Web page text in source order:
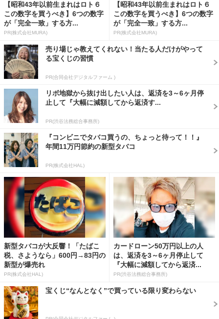
【昭和43年以前生まれはロト６
この数字を買うべき】6つの数字
が「完全一致」する方...
PR(株式会社MURA)
【昭和43年以前生まれはロト６
この数字を買うべき】6つの数字
が「完全一致」する方...
PR(株式会社MURA)
売り場じゃ教えてくれない！当たる人だけがやって
る宝くじの習慣
PR(合同会社デジタルファーム )
リボ地獄から抜け出したい人は、返済を3～6ヶ月停
止して『大幅に減額してから返済す...
PR(渋谷法務総合事務所)
『コンビニでタバコ買うの、ちょっと待って！！』
年間11万円節約の新型タバコ
PR(株式会社HAL)
新型タバコが大反響！「たばこ
税、さようなら」600円→83円の
新型が爆売れ
PR(株式会社HAL)
カードローン50万円以上の人
は、返済を3～6ヶ月停止して
『大幅に減額してから返済...
PR(渋谷法務総合事務所)
宝くじ“なんとなく”で買っている限り変わらない